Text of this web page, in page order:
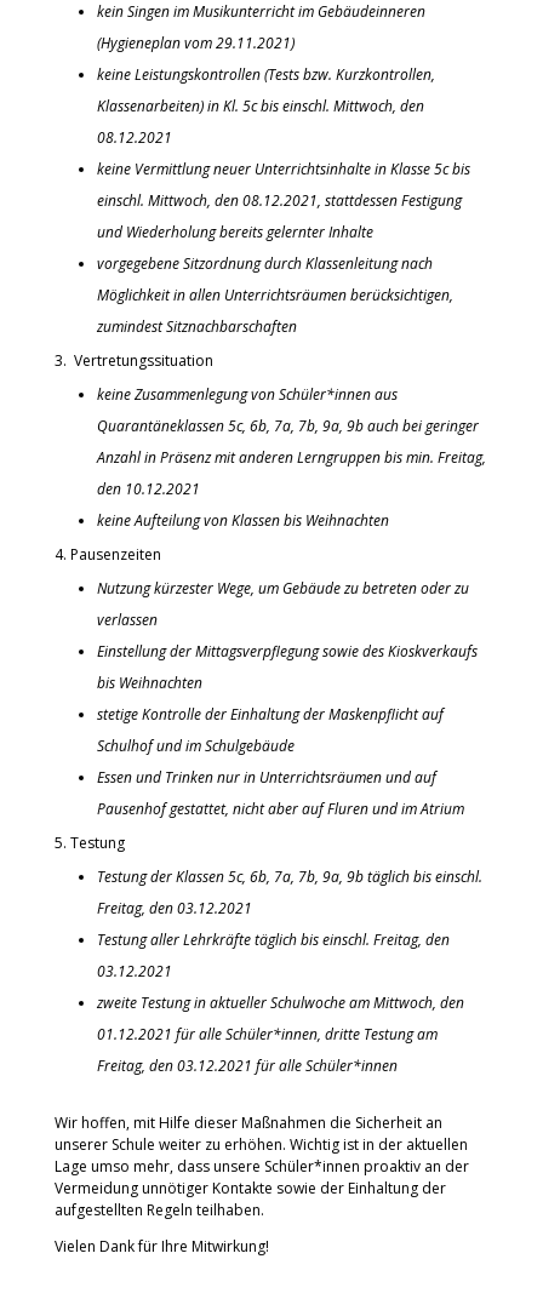
kein Singen im Musikunterricht im Gebäudeinneren
(Hygieneplan vom 29.11.2021)
keine Leistungskontrollen (Tests bzw. Kurzkontrollen,
Klassenarbeiten) in Kl. 5c bis einschl. Mittwoch, den
08.12.2021
keine Vermittlung neuer Unterrichtsinhalte in Klasse 5c bis
einschl. Mittwoch, den 08.12.2021, stattdessen Festigung
und Wiederholung bereits gelernter Inhalte
vorgegebene Sitzordnung durch Klassenleitung nach
Möglichkeit in allen Unterrichtsräumen berücksichtigen,
zumindest Sitznachbarschaften
Vertretungssituation
keine Zusammenlegung von Schüler*innen aus
Quarantäneklassen 5c, 6b, 7a, 7b, 9a, 9b auch bei geringer
Anzahl in Präsenz mit anderen Lerngruppen bis min. Freitag,
den 10.12.2021
keine Aufteilung von Klassen bis Weihnachten
Pausenzeiten
Nutzung kürzester Wege, um Gebäude zu betreten oder zu
verlassen
Einstellung der Mittagsverpflegung sowie des Kioskverkaufs
bis Weihnachten
stetige Kontrolle der Einhaltung der Maskenpflicht auf
Schulhof und im Schulgebäude
Essen und Trinken nur in Unterrichtsräumen und auf
Pausenhof gestattet, nicht aber auf Fluren und im Atrium
Testung
Testung der Klassen 5c, 6b, 7a, 7b, 9a, 9b täglich bis einschl.
Freitag, den 03.12.2021
Testung aller Lehrkräfte täglich bis einschl. Freitag, den
03.12.2021
zweite Testung in aktueller Schulwoche am Mittwoch, den
01.12.2021 für alle Schüler*innen, dritte Testung am
Freitag, den 03.12.2021 für alle Schüler*innen
Wir hoffen, mit Hilfe dieser Maßnahmen die Sicherheit an
unserer Schule weiter zu erhöhen. Wichtig ist in der aktuellen
Lage umso mehr, dass unsere Schüler*innen proaktiv an der
Vermeidung unnötiger Kontakte sowie der Einhaltung der
aufgestellten Regeln teilhaben.
Vielen Dank für Ihre Mitwirkung!